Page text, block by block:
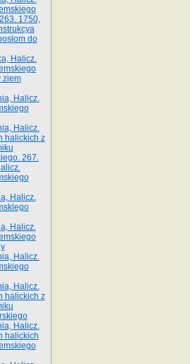
1750,
do
Halicz.
ziem
Halicz.
Halicz.
halickich z
267.
Halicz.
Halicz.
Halicz.
Halicz.
halickich z
Halicz.
halickich